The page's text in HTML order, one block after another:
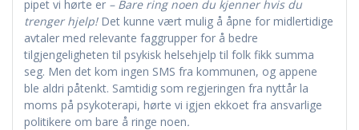
pipet vi hørte er – Bare ring noen du kjenner hvis du
trenger hjelp!Det kunne vært mulig å åpne for midlertidige
avtaler med relevante faggrupper for å bedre
tilgjengeligheten til psykisk helsehjelp til folk fikk summa
seg. Men det kom ingen SMS fra kommunen, og appene
ble aldri påtenkt. Samtidig som regjeringen fra nyttår la
moms på psykoterapi, hørte vi igjen ekkoet fra ansvarlige
politikere om bare å ringe noen.